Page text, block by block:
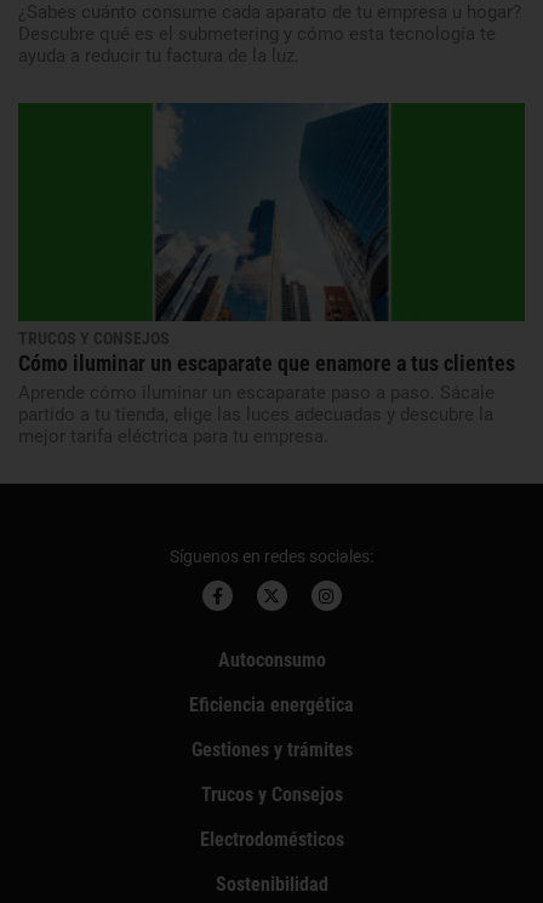
¿Sabes cuánto consume cada aparato de tu empresa u hogar?
Descubre qué es el submetering y cómo esta tecnología te
ayuda a reducir tu factura de la luz.
TRUCOS Y CONSEJOS
Cómo iluminar un escaparate que enamore a tus clientes
Aprende cómo iluminar un escaparate paso a paso. Sácale
partido a tu tienda, elige las luces adecuadas y descubre la
mejor tarifa eléctrica para tu empresa.
Síguenos en redes sociales:
Autoconsumo
Eficiencia energética
Gestiones y trámites
Trucos y Consejos
Electrodomésticos
Sostenibilidad